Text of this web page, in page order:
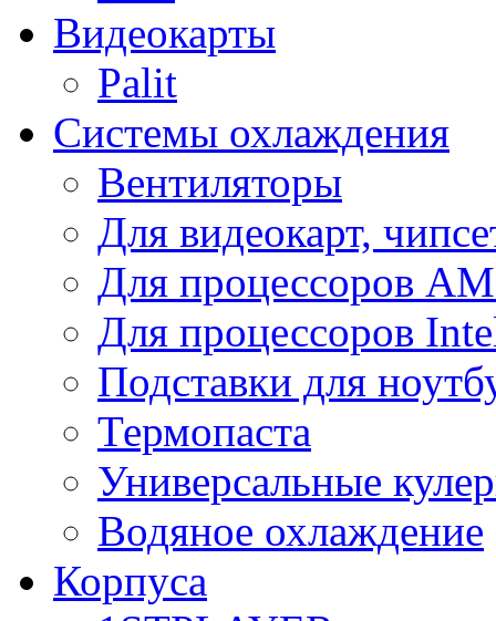
Видеокарты
Palit
Системы охлаждения
Вентиляторы
Для видеокарт,
Для процессоров
Для процессоров
Подставки для
Термопаста
Универсальные
Водяное охлаждение
Корпуса